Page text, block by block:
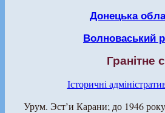
Донецька
Волноваський
Гранітне с
Історичні
Урум. Эст’и Карани; до 1946